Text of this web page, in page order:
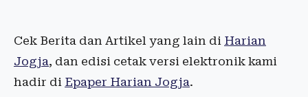
Cek Berita dan Artikel yang lain di Harian
Jogja, dan edisi cetak versi elektronik kami
hadir di Epaper Harian Jogja.